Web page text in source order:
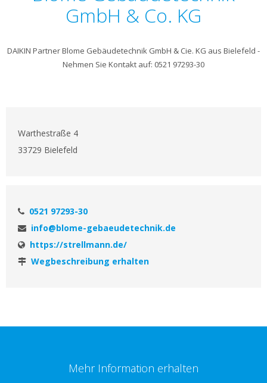
GmbH & Co. KG
DAIKIN Partner Blome Gebäudetechnik GmbH & Cie. KG aus Bielefeld -
Nehmen Sie Kontakt auf: 0521 97293-30
Warthestraße 4
33729 Bielefeld
0521 97293-30
info@blome-gebaeudetechnik.de
https://strellmann.de/
Wegbeschreibung erhalten
Mehr Information erhalten